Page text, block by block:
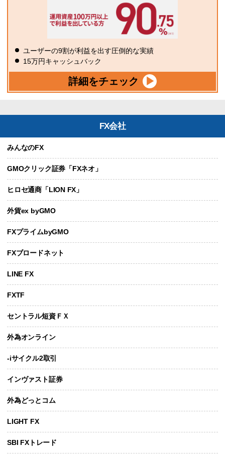
ユーザーの9割が利益を出す圧倒的な実績
15万円キャッシュバック
詳細をチェック
FX会社
みんなのFX
GMOクリック証券「FXネオ」
ヒロセ通商「LION FX」
外貨ex byGMO
FXプライムbyGMO
FXブロードネット
LINE FX
FXTF
セントラル短資ＦＸ
外為オンライン
-iサイクル2取引
インヴァスト証券
外為どっとコム
LIGHT FX
SBI FXトレード